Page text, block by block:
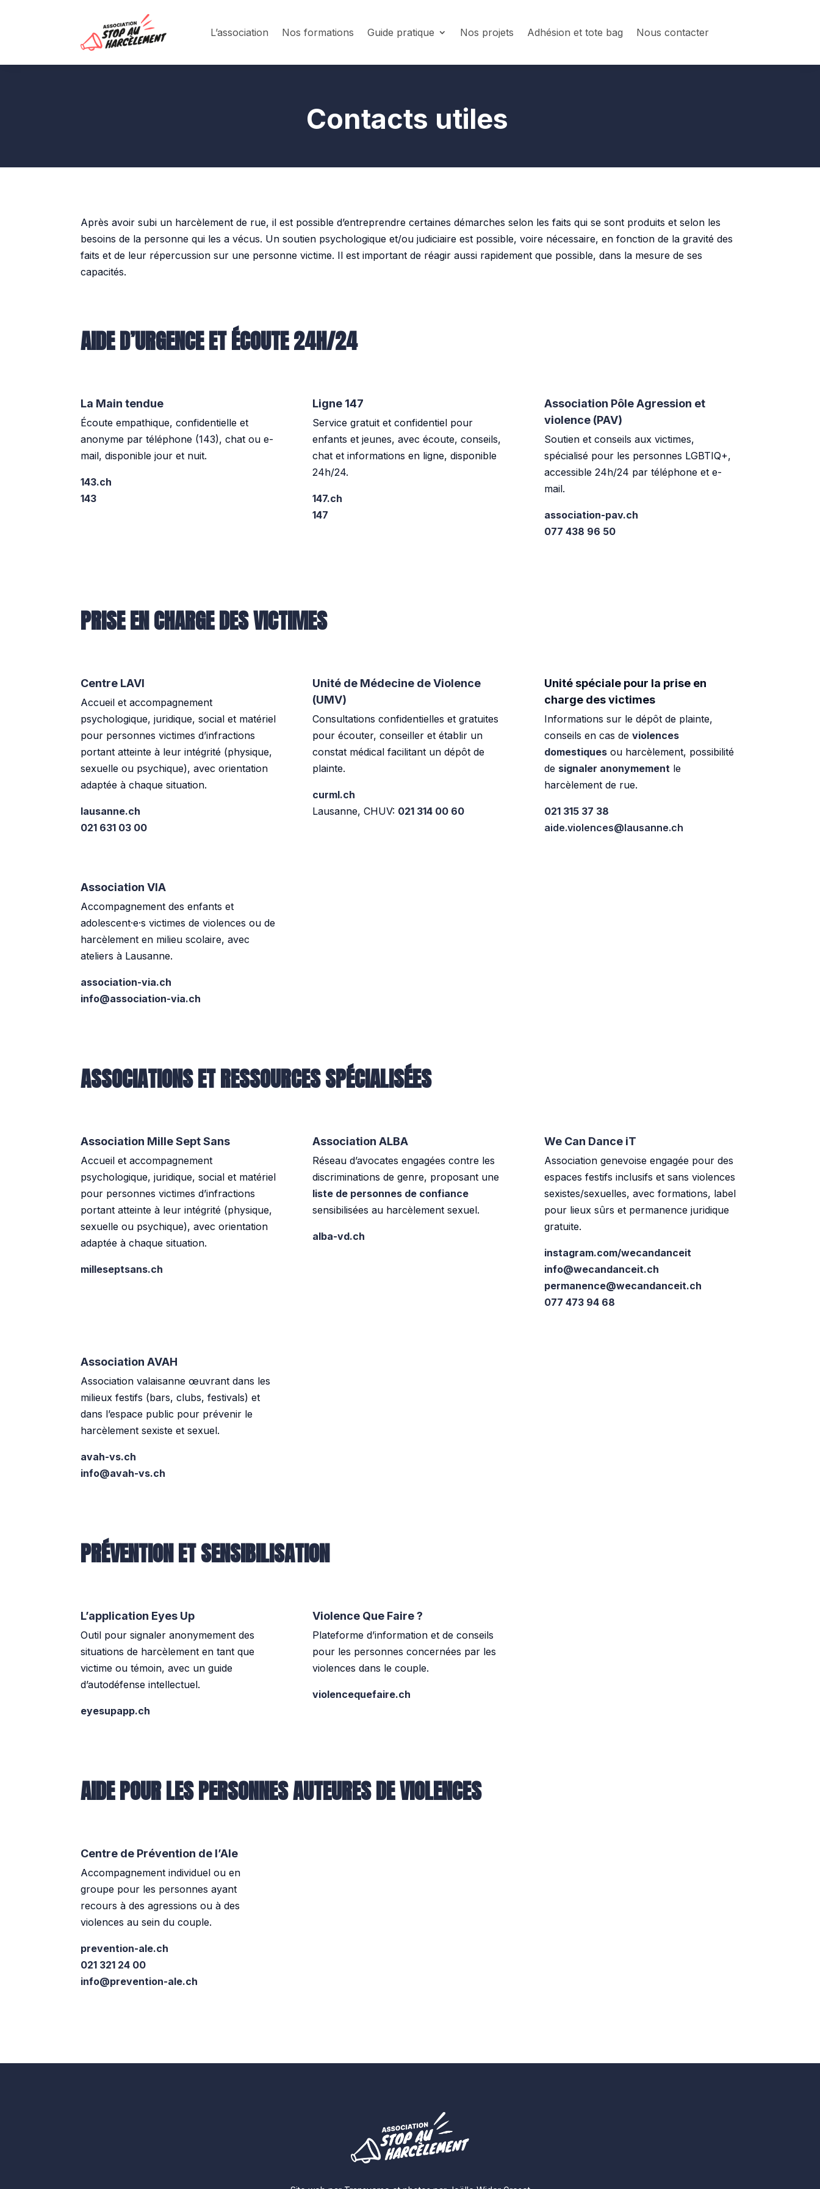
L’association Nos formations Guide pratique Nos projets Adhésion et tote bag Nous contacter
Contacts utiles
Après avoir subi un harcèlement de rue, il est possible d’entreprendre certaines démarches selon les faits qui se sont produits et selon les
besoins de la personne qui les a vécus. Un soutien psychologique et/ou judiciaire est possible, voire nécessaire, en fonction de la gravité des
faits et de leur répercussion sur une personne victime. Il est important de réagir aussi rapidement que possible, dans la mesure de ses
capacités.
AIDE D’URGENCE ET ÉCOUTE 24H/24
La Main tendue
Écoute empathique, confidentielle et
anonyme par téléphone (143), chat ou e-
mail, disponible jour et nuit.
143.ch
143
Ligne 147
Service gratuit et confidentiel pour
enfants et jeunes, avec écoute, conseils,
chat et informations en ligne, disponible
24h/24.
147.ch
147
Association Pôle Agression et
violence (PAV)
Soutien et conseils aux victimes,
spécialisé pour les personnes LGBTIQ+,
accessible 24h/24 par téléphone et e-
mail.
association-pav.ch
077 438 96 50
PRISE EN CHARGE DES VICTIMES
Centre LAVI
Accueil et accompagnement
psychologique, juridique, social et matériel
pour personnes victimes d’infractions
portant atteinte à leur intégrité (physique,
sexuelle ou psychique), avec orientation
adaptée à chaque situation.
lausanne.ch
021 631 03 00
Unité de Médecine de Violence
(UMV)
Consultations confidentielles et gratuites
pour écouter, conseiller et établir un
constat médical facilitant un dépôt de
plainte.
curml.ch
Lausanne, CHUV: 021 314 00 60
Unité spéciale pour la prise en
charge des victimes
Informations sur le dépôt de plainte,
conseils en cas de violences
domestiquesou harcèlement, possibilité
de signaler anonymementle
harcèlement de rue.
021 315 37 38
aide.violences@lausanne.ch
Association VIA
Accompagnement des enfants et
adolescent·e·s victimes de violences ou de
harcèlement en milieu scolaire, avec
ateliers à Lausanne.
association-via.ch
info@association-via.ch
ASSOCIATIONS ET RESSOURCES SPÉCIALISÉES
Association Mille Sept Sans
Accueil et accompagnement
psychologique, juridique, social et matériel
pour personnes victimes d’infractions
portant atteinte à leur intégrité (physique,
sexuelle ou psychique), avec orientation
adaptée à chaque situation.
milleseptsans.ch
Association ALBA
Réseau d’avocates engagées contre les
discriminations de genre, proposant une
liste de personnes de confiance
sensibilisées au harcèlement sexuel.
alba-vd.ch
We Can Dance iT
Association genevoise engagée pour des
espaces festifs inclusifs et sans violences
sexistes/sexuelles, avec formations, label
pour lieux sûrs et permanence juridique
gratuite.
instagram.com/wecandanceit
info@wecandanceit.ch
permanence@wecandanceit.ch
077 473 94 68
Association AVAH
Association valaisanne œuvrant dans les
milieux festifs (bars, clubs, festivals) et
dans l’espace public pour prévenir le
harcèlement sexiste et sexuel.
avah-vs.ch
info@avah-vs.ch
PRÉVENTION ET SENSIBILISATION
L’application Eyes Up
Outil pour signaler anonymement des
situations de harcèlement en tant que
victime ou témoin, avec un guide
d’autodéfense intellectuel.
eyesupapp.ch
Violence Que Faire ?
Plateforme d’information et de conseils
pour les personnes concernées par les
violences dans le couple.
violencequefaire.ch
AIDE POUR LES PERSONNES AUTEURES DE VIOLENCES
Centre de Prévention de l’Ale
Accompagnement individuel ou en
groupe pour les personnes ayant
recours à des agressions ou à des
violences au sein du couple.
prevention-ale.ch
021 321 24 00
info@prevention-ale.ch